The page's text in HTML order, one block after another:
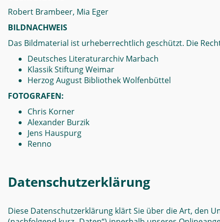
Robert Brambeer, Mia Eger
BILDNACHWEIS
Das Bildmaterial ist urheberrechtlich geschützt. Die
Deutsches Literaturarchiv Marbach
Klassik Stiftung Weimar
Herzog August Bibliothek Wolfenbüttel
FOTOGRAFEN:
Chris Korner
Alexander Burzik
Jens Hauspurg
Renno
Datenschutzerklärung
Diese Datenschutzerklärung klärt Sie über die Art, den